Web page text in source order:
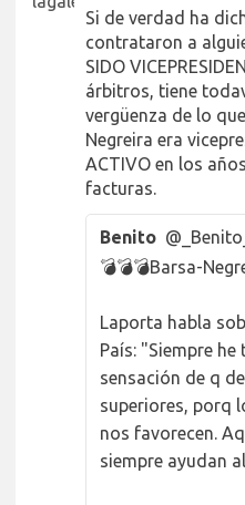
Si de verdad ha
contrataron a
SIDO
árbitros, tiene
vergüenza de lo
Negreira era
ACTIVO en los
facturas.
Benito
💣💣💣Barsa-
Laporta habla
País: "Siempre he
sensación de q
superiores, porq
nos favorecen.
siempre ayudan